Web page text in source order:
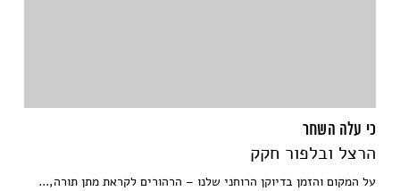
כי עלה השחר
הרצל ובלפור חקק
על המקום והזמן בדיוקן הרוחני שלנו – הרהורים לקראת מתן תורה,...